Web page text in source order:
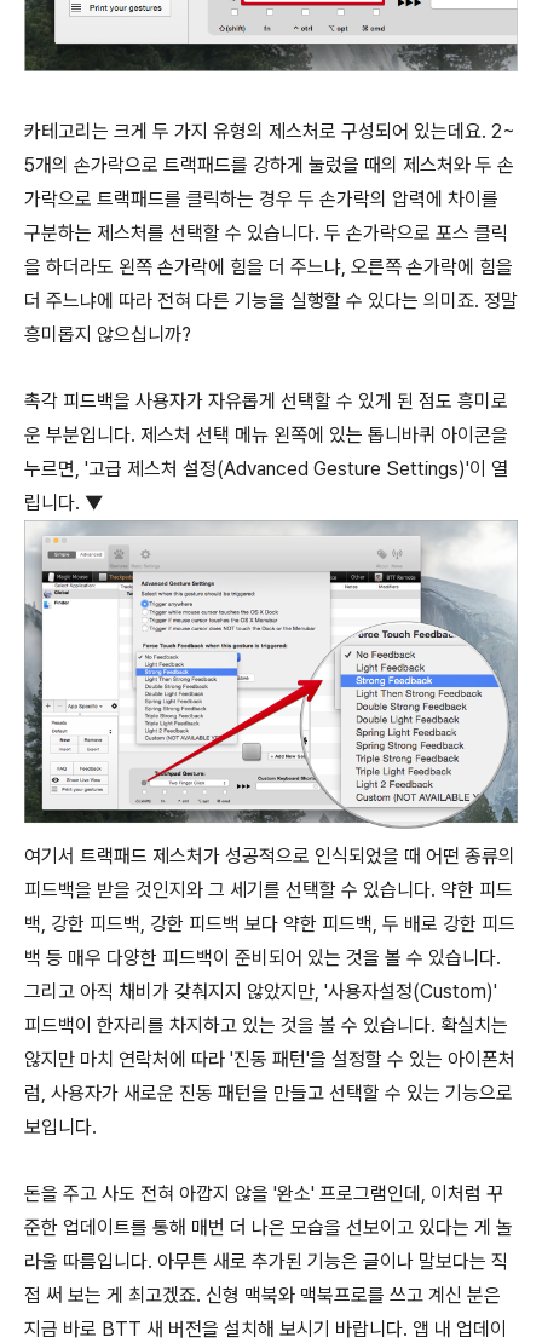
카테고리는 크게 두 가지 유형의 제스처로 구성되어 있는데요. 2~
5개의 손가락으로 트랙패드를 강하게 눌렀을 때의 제스처와 두 손
가락으로 트랙패드를 클릭하는 경우 두 손가락의 압력에 차이를
구분하는 제스처를 선택할 수 있습니다. 두 손가락으로 포스 클릭
을 하더라도 왼쪽 손가락에 힘을 더 주느냐, 오른쪽 손가락에 힘을
더 주느냐에 따라 전혀 다른 기능을 실행할 수 있다는 의미죠. 정말
흥미롭지 않으십니까?
촉각 피드백을 사용자가 자유롭게 선택할 수 있게 된 점도 흥미로
운 부분입니다. 제스처 선택 메뉴 왼쪽에 있는 톱니바퀴 아이콘을
누르면, '고급 제스처 설정(Advanced Gesture Settings)'이 열
립니다. ▼
여기서 트랙패드 제스처가 성공적으로 인식되었을 때 어떤 종류의
피드백을 받을 것인지와 그 세기를 선택할 수 있습니다. 약한 피드
백, 강한 피드백, 강한 피드백 보다 약한 피드백, 두 배로 강한 피드
백 등 매우 다양한 피드백이 준비되어 있는 것을 볼 수 있습니다.
그리고 아직 채비가 갖춰지지 않았지만, '사용자설정(Custom)'
피드백이 한자리를 차지하고 있는 것을 볼 수 있습니다. 확실치는
않지만 마치 연락처에 따라 '진동 패턴'을 설정할 수 있는 아이폰처
럼, 사용자가 새로운 진동 패턴을 만들고 선택할 수 있는 기능으로
보입니다.
돈을 주고 사도 전혀 아깝지 않을 '완소' 프로그램인데, 이처럼 꾸
준한 업데이트를 통해 매번 더 나은 모습을 선보이고 있다는 게 놀
라울 따름입니다. 아무튼 새로 추가된 기능은 글이나 말보다는 직
접 써 보는 게 최고겠죠. 신형 맥북와 맥북프로를 쓰고 계신 분은
지금 바로 BTT 새 버전을 설치해 보시기 바랍니다. 앱 내 업데이